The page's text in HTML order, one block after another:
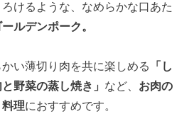
けるような、なめらかな口あた
ルデンポーク。
い薄切り肉を共に楽しめる
「し
野菜の蒸し焼き」 など、 お肉の
理におすすめです。